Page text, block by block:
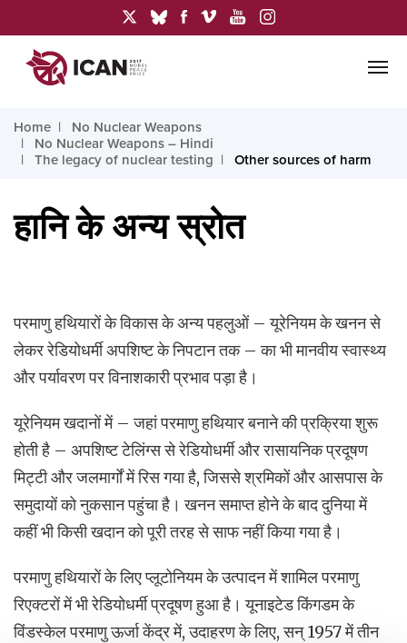
Home
No Nuclear Weapons
No Nuclear Weapons – Hindi
The legacy of nuclear testing
Other sources of harm
हानि के अन्य स्रोत
परमाणु हथियारों के विकास के अन्य पहलुओं – यूरेनियम के खनन से
लेकर रेडियोधर्मी अपशिष्ट के निपटान तक – का भी मानवीय स्वास्थ्य
और पर्यावरण पर विनाशकारी प्रभाव पड़ा है।
यूरेनियम खदानों में – जहां परमाणु हथियार बनाने की प्रक्रिया शुरू
होती है – अपशिष्ट टेलिंग्स से रेडियोधर्मी और रासायनिक प्रदूषण
मिट्टी और जलमार्गों में रिस गया है, जिससे श्रमिकों और आसपास के
समुदायों को नुकसान पहुंचा है। खनन समाप्त होने के बाद दुनिया में
कहीं भी किसी खदान को पूरी तरह से साफ नहीं किया गया है।
परमाणु हथियारों के लिए प्लूटोनियम के उत्पादन में शामिल परमाणु
रिएक्टरों में भी रेडियोधर्मी प्रदूषण हुआ है। यूनाइटेड किंगडम के
विंडस्केल परमाणु ऊर्जा केंद्र में, उदाहरण के लिए, सन् 1957 में तीन